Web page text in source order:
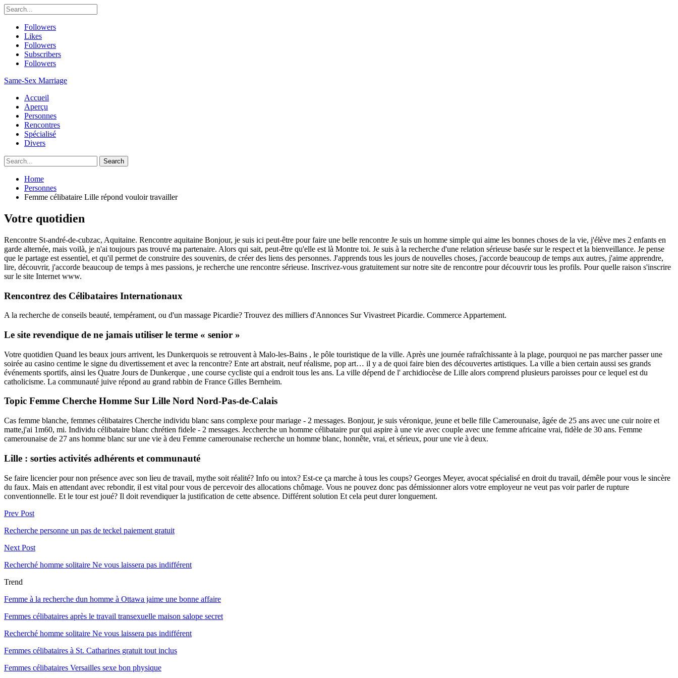
Followers
Likes
Followers
Subscribers
Followers
Same-Sex Marriage
Accueil
Aperçu
Personnes
Rencontres
Spécialisé
Divers
Home
Personnes
Femme célibataire Lille répond vouloir travailler
Votre quotidien
Rencontre St-andré-de-cubzac, Aquitaine. Rencontre aquitaine Bonjour, je suis ici peut-être pour faire une belle rencontre Je suis un homme simple qui aime les bonnes choses de la vie, j'élève mes 2 enfants en
garde alternée, mais voilà, je n'ai toujours pas trouvé ma partenaire. Alors qui sait, peut-être qu'elle est là Montre toi. Je suis à la recherche d'une relation sérieuse basée sur le respect et la bienveillance. Je pense
que le partage est essentiel, et qu'il permet de construire des souvenirs, de créer des liens des personnes. J'apprends tous les jours de nouvelles choses, j'accorde beaucoup de temps aux autres, j'aime apprendre,
lire, découvrir, j'accorde beaucoup de temps à mes passions, je recherche une rencontre sérieuse. Inscrivez-vous gratuitement sur notre site de rencontre pour découvrir tous les profils. Pour quelle raison s'inscrire
sur le site Internet www.
Rencontrez des Célibataires Internationaux
A la recherche de conseils beauté, tempérament, ou d'un massage Picardie? Trouvez des milliers d'Annonces Sur Vivastreet Picardie. Commerce Appartement.
Le site revendique de ne jamais utiliser le terme « senior »
Votre quotidien Quand les beaux jours arrivent, les Dunkerquois se retrouvent à Malo-les-Bains , le pôle touristique de la ville. Après une journée rafraîchissante à la plage, pourquoi ne pas marcher passer une
soirée au casino centime le signe du divertissement et avec la rencontre? Ente art abstrait, neuf réalisme, pop art… il y a de quoi faire bien des découvertes artistiques. La ville a bien certain aussi ses grands
événements sportifs, ainsi les Quatre Jours de Dunkerque , une course cycliste qui a endroit tous les ans. La ville dépend de l' archidiocèse de Lille alors comprend plusieurs paroisses pour ce lequel est du
catholicisme. La communauté juive répond au grand rabbin de France Gilles Bernheim.
Topic Femme Cherche Homme Sur Lille Nord Nord-Pas-de-Calais
Cas femme blanche, femmes célibataires Cherche individu blanc sans complexe pour mariage - 2 messages. Bonjour, je suis véronique, jeune et belle fille Camerounaise, âgée de 25 ans avec une cuir noire et
matte,j'ai 1m60, mi. Individu célibataire blanc chrétien fidele - 2 messages. Jeccherche un homme célibataire pur qui aspire à une vie avec couple avec une femme africaine vrai, fidèle de 30 ans. Femme
camerounaise de 27 ans homme blanc sur une vie à deu Femme camerounaise recherche un homme blanc, honnête, vrai, et sérieux, pour une vie à deux.
Lille : sorties activités adhérents et communauté
Se faire licencier pour non présence avec son lieu de travail, mythe soit réalité? Info ou intox? Est-ce ça marche à tous les coups? Georges Meyer, avocat spécialisé en droit du travail, démêle pour vous le sincère
du faux. Mais en attendant avec rebondir, il est vital pour vous de percevoir des allocations chômage. Vous ne pouvez donc pas démissionner alors votre employeur ne veut pas voir parler de rupture
conventionnelle. Et le tour est joué? Il doit revendiquer la justification de cette absence. Différent solution Et cela peut durer longuement.
Prev Post
Recherche personne un pas de teckel paiement gratuit
Next Post
Recherché homme solitaire Ne vous laissera pas indifférent
Trend
Femme à la recherche dun homme à Ottawa jaime une bonne affaire
Femmes célibataires après le travail transexuelle maison salope secret
Recherché homme solitaire Ne vous laissera pas indifférent
Femmes célibataires à St. Catharines gratuit tout inclus
Femmes célibataires Versailles sexe bon physique